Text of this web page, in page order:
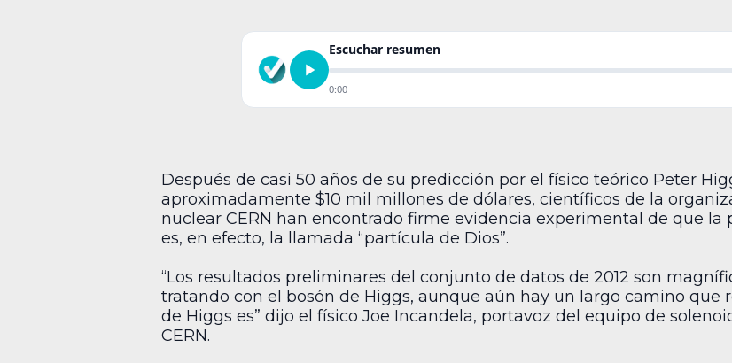
Escuchar resumen
0:00
Después de casi 50 años de su predicción por el físico teórico Peter
aproximadamente $10 mil millones de dólares, científicos de la
nuclear CERN han encontrado firme evidencia experimental de que
es, en efecto, la llamada “partícula de Dios”.
“Los resultados preliminares del conjunto de datos de 2012 son
tratando con el bosón de Higgs, aunque aún hay un largo camino que
de Higgs es” dijo el físico Joe Incandela, portavoz del equipo de
CERN.